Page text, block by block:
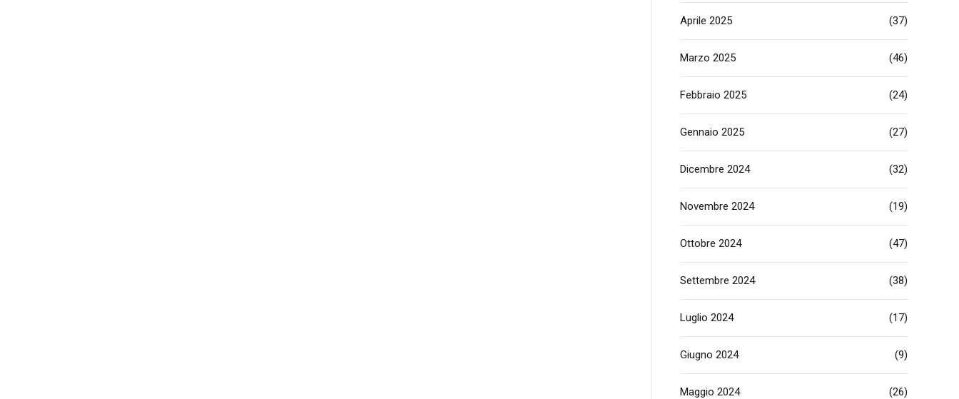
Aprile 2025 (37)
Marzo 2025 (46)
Febbraio 2025 (24)
Gennaio 2025 (27)
Dicembre 2024 (32)
Novembre 2024 (19)
Ottobre 2024 (47)
Settembre 2024 (38)
Luglio 2024 (17)
Giugno 2024 (9)
Maggio 2024 (26)